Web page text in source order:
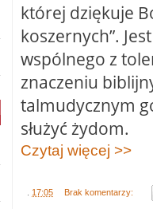
której dziękuje
koszernych”.
wspólnego z
znaczeniu
talmudycznym
służyć żydom.
Czytaj więcej >>
17:05 Brak komentarzy: